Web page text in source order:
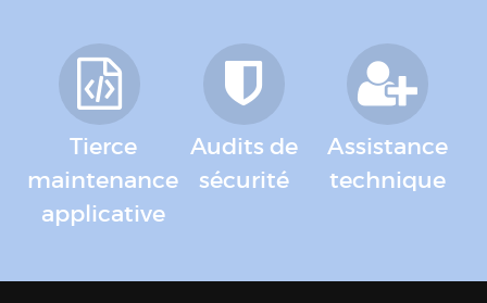
Tierce
maintenance
applicative
Audits de
sécurité
Assistance
technique